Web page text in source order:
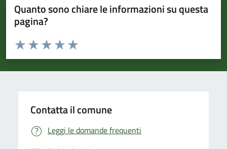
Quanto sono chiare le informazioni su questa
pagina?
Valuta da 1 a 5 stelle la pagina
Valuta 5 stelle su 5
Valuta 4 stelle su 5
Valuta 3 stelle su 5
Valuta 2 stelle su 5
Valuta 1 stelle su 5
Contatta il comune
Leggi le domande frequenti